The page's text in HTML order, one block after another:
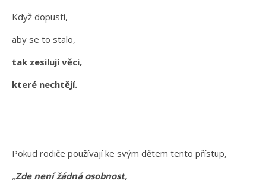
Když dopustí,
aby se to stalo,
tak zesilují věci,
které nechtějí.
Pokud rodiče používají ke svým dětem tento přístup,
„Zde není žádná osobnost,